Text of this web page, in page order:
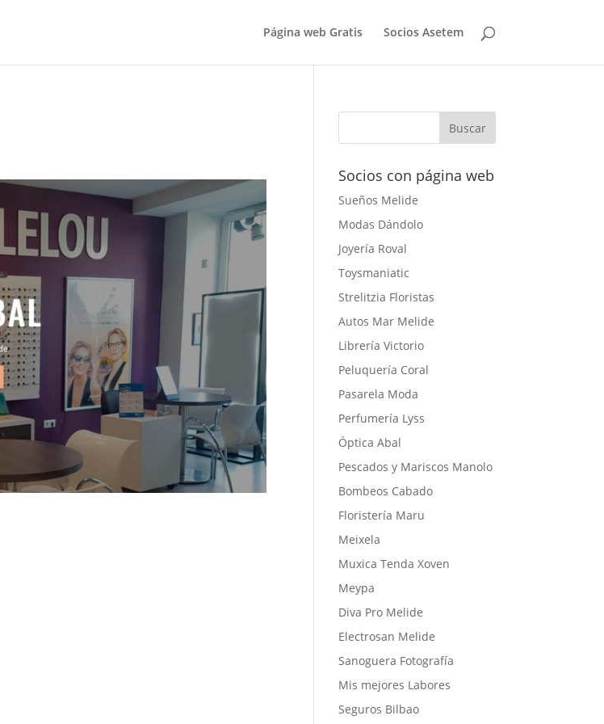
Página web Gratis Socios Asetem
Socios con página web
Sueños Melide
Modas Dándolo
Joyería Roval
Toysmaniatic
Strelitzia Floristas
Autos Mar Melide
Librería Victorio
Peluquería Coral
Pasarela Moda
Perfumería Lyss
Óptica Abal
Pescados y Mariscos Manolo
Bombeos Cabado
Floristería Maru
Meixela
Muxica Tenda Xoven
Meypa
Diva Pro Melide
Electrosan Melide
Sanoguera Fotografía
Mis mejores Labores
Seguros Bilbao